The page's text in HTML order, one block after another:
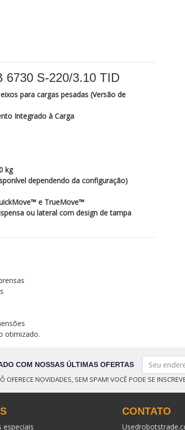
S‑220/3.10 TID
para cargas pesadas (Versão de
Integrado à Carga
kg
dependendo da configuração)
e TrueMove™
ou lateral com design de tampa
otimizado.
COM NOSSAS ÚLTIMAS OFERTAS
OFERECE NOVIDADES, SEM SPAM! VOCÊ PODE SE
especiais
CONTATO